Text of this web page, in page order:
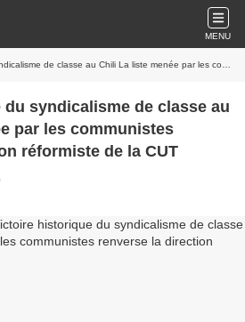
MENU
au Chili La liste menée par les communistes renverse la direction réformiste de la CUT
syndicalisme de classe au
par les communistes
réformiste de la CUT